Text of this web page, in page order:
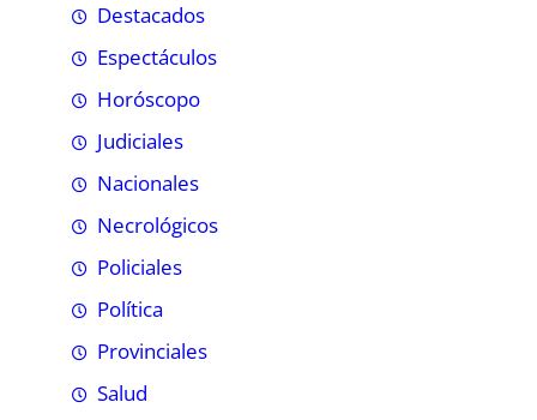
Destacados
Espectáculos
Horóscopo
Judiciales
Nacionales
Necrológicos
Policiales
Política
Provinciales
Salud